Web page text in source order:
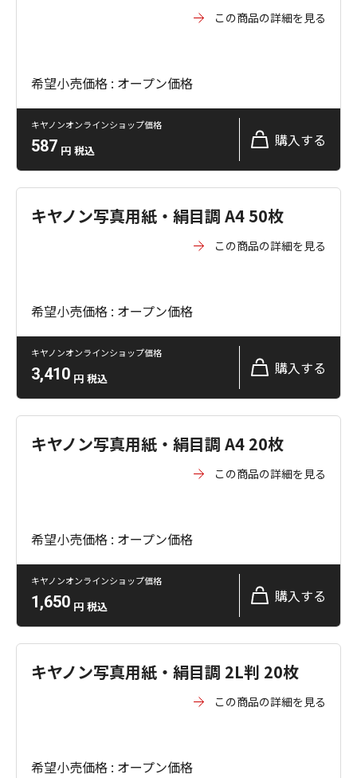
この商品の詳細を見る
希望小売価格 : オープン価格
キヤノンオンラインショップ価格
587 円 税込
購入する
キヤノン写真用紙・絹目調 A4 50枚
この商品の詳細を見る
希望小売価格 : オープン価格
キヤノンオンラインショップ価格
3,410 円 税込
購入する
キヤノン写真用紙・絹目調 A4 20枚
この商品の詳細を見る
希望小売価格 : オープン価格
キヤノンオンラインショップ価格
1,650 円 税込
購入する
キヤノン写真用紙・絹目調 2L判 20枚
この商品の詳細を見る
希望小売価格 : オープン価格